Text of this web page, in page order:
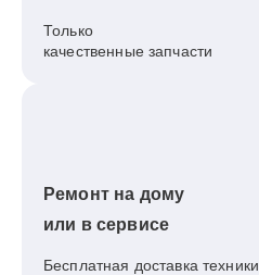
Только
качественные запчасти
Ремонт на дому
или в сервисе
Бесплатная доставка техники